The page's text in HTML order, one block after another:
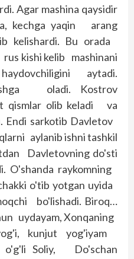
Agar mashina qaysidir
kechga yaqin arang
kelishardi. Bu orada
kishi kelib mashinani
aytadi.
oladi. Kostrov
qismlar olib keladi va
Endi sarkotib Davletov
aylanib ishni tashkil
Davletovning do'sti
O'shanda raykomning
o'tib yotgan uyida
bo'lishadi. Biroq…
uydayam, Xonqaning
kunjut yog'iyam
o'g'li Soliy, Do'schan